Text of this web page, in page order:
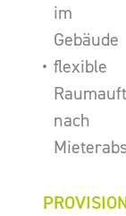
im
Gebäude
flexible
nach